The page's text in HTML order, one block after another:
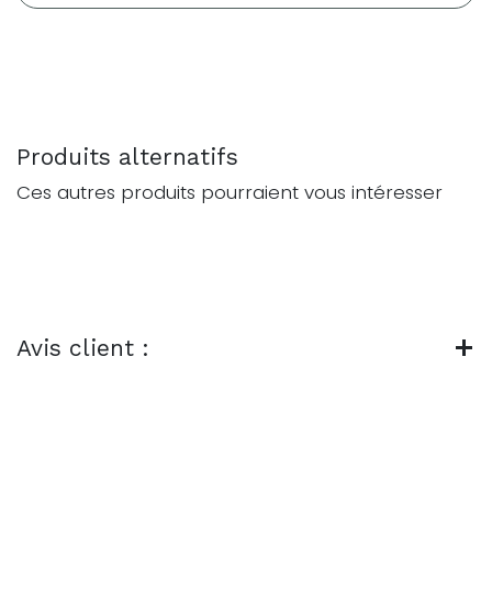
Produits alternatifs
Ces autres produits pourraient vous intéresser
Avis client :